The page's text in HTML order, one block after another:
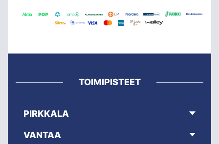
TOIMIPISTEET
PIRKKALA
VANTAA